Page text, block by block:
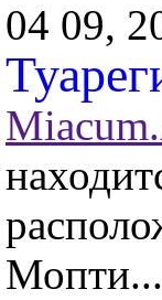
04 09,
Мопти...